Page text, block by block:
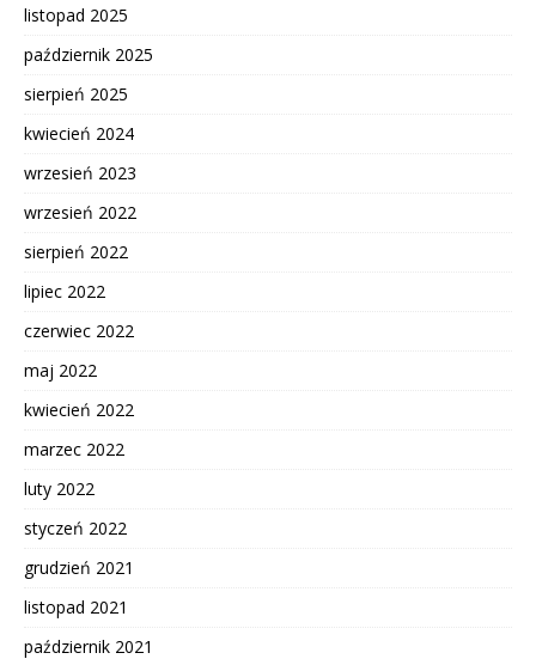
listopad 2025
październik 2025
sierpień 2025
kwiecień 2024
wrzesień 2023
wrzesień 2022
sierpień 2022
lipiec 2022
czerwiec 2022
maj 2022
kwiecień 2022
marzec 2022
luty 2022
styczeń 2022
grudzień 2021
listopad 2021
październik 2021